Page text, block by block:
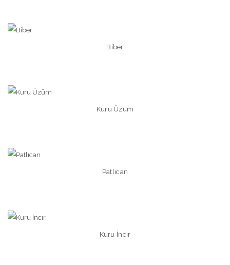
Biber
Kuru Üzüm
Patlıcan
Kuru İncir